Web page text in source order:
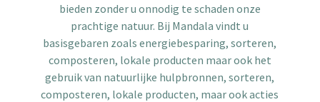
bieden zonder u onnodig te schaden onze
prachtige natuur. Bij Mandala vindt u
basisgebaren zoals energiebesparing, sorteren,
composteren, lokale producten maar ook het
gebruik van natuurlijke hulpbronnen, sorteren,
composteren, lokale producten, maar ook acties